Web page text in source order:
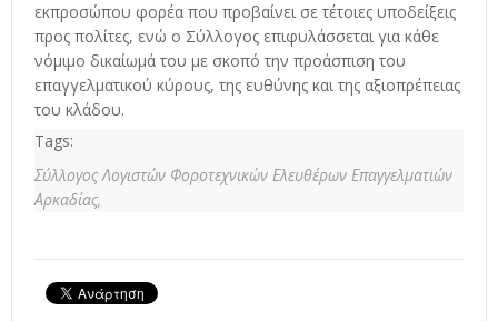
εκπροσώπου φορέα που προβαίνει σε τέτοιες υποδείξεις
προς πολίτες, ενώ ο Σύλλογος επιφυλάσσεται για κάθε
νόμιμο δικαίωμά του με σκοπό την προάσπιση του
επαγγελματικού κύρους, της ευθύνης και της αξιοπρέπειας
του κλάδου.
Tags:
Σύλλογος Λογιστών Φοροτεχνικών Ελευθέρων Επαγγελματιών
Αρκαδίας,